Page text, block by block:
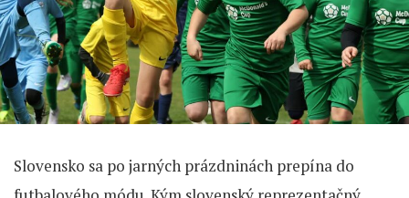
Slovensko sa po jarných prázdninách prepína do